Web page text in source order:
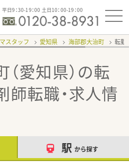
平日9：30-19：00 土日10：00-19：00
スタッフ 愛知県 海部郡大治町 転勤
愛知県）の転
師転職・求人情
駅 から探す